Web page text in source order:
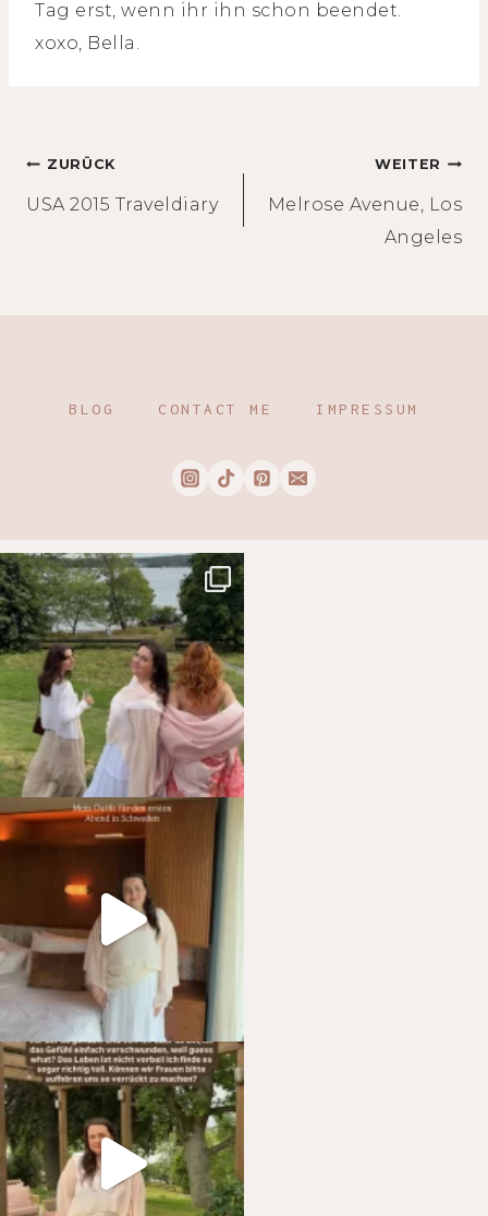
Tag erst, wenn ihr ihn schon beendet.
xoxo, Bella.
Beitragsnavigation
ZURÜCK
USA 2015 Traveldiary
WEITER
Melrose Avenue, Los
Angeles
BLOG CONTACT ME IMPRESSUM